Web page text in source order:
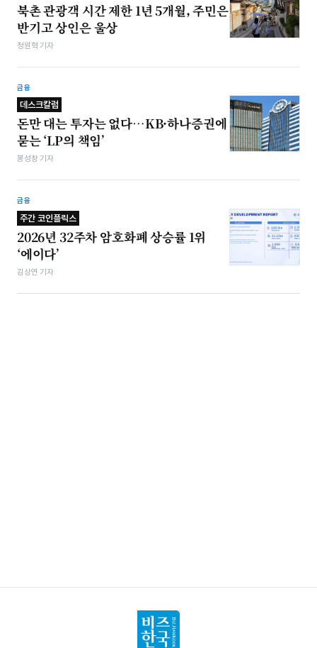
북촌 관광객 시간 제한 1년 5개월, 주민은
반기고 상인은 울상
정원혁 기자
금융
데스크칼럼
돈만 대는 투자는 없다…KB·하나증권에
묻는 ‘LP의 책임’
봉성창 기자
금융
주간 코인플릭스
2026년 32주차 암호화폐 상승률 1위
‘에이다’
김상연 기자